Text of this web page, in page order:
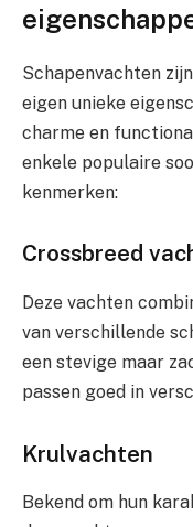
Schapenvachten
eigen unieke
charme en
enkele populaire
kenmerken:
Crossbreed
Deze vachten
van verschillende
een stevige maar
passen goed in
Krulvachten
Bekend om hun